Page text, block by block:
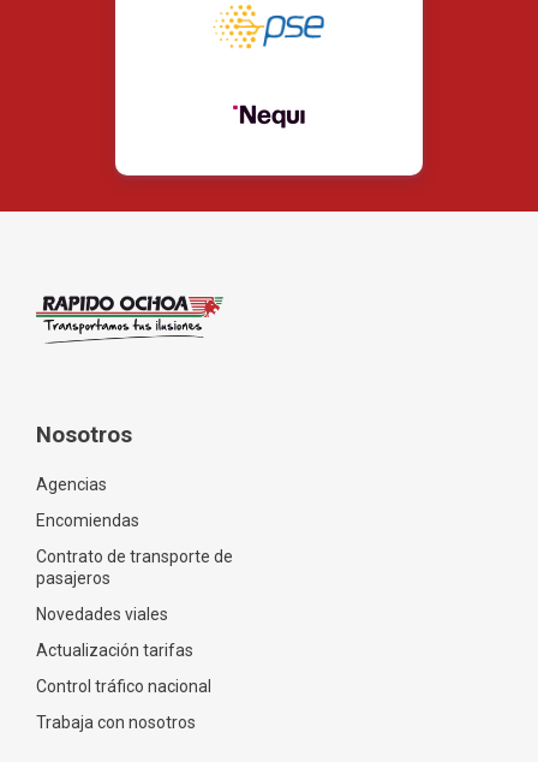
Nosotros
Agencias
Encomiendas
Contrato de transporte de
pasajeros
Novedades viales
Actualización tarifas
Control tráfico nacional
Trabaja con nosotros